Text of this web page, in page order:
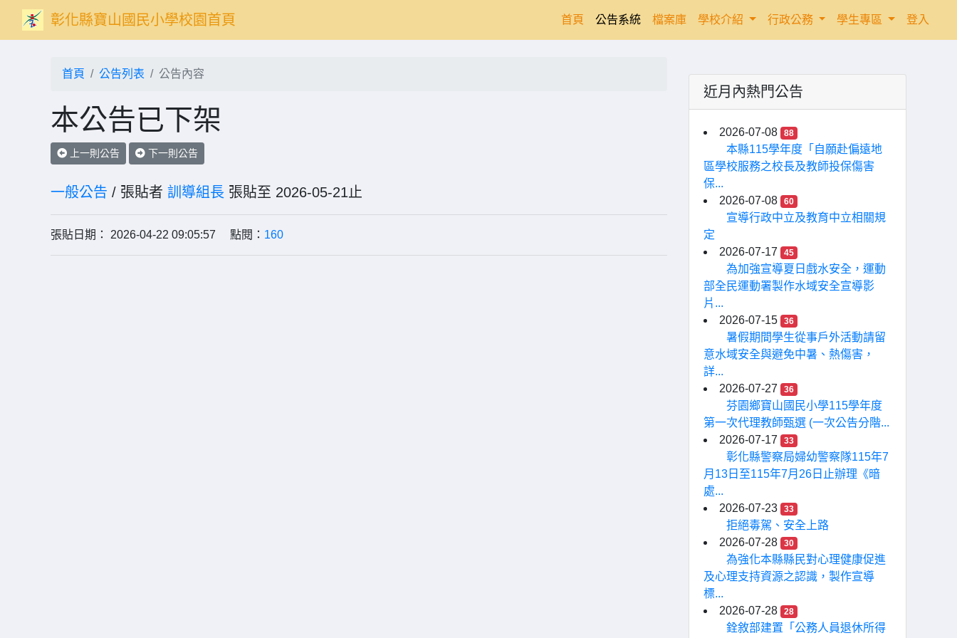
彰化縣寶山國民小學校園首頁 首頁(current)
公告系統 檔案庫 學校介紹 行政公務 學生專區 登入
首頁 公告列表 公告內容
本公告已下架
上一則公告 下一則公告
一般公告 / 張貼者 訓導組長 張貼至 2026-05-21止
張貼日期： 2026-04-22 09:05:57 點閱： 160
近月內熱門公告
2026-07-08 88
本縣115學年度「自願赴偏遠地
區學校服務之校長及教師投保傷害
保...
2026-07-08
60
宣導行政中立及教育中立相關規
定
2026-07-17
45
為加強宣導夏日戲水安全，運動
部全民運動署製作水域安全宣導影
片...
2026-07-15
36
暑假期間學生從事戶外活動請留
意水域安全與避免中暑、熱傷害，
詳...
2026-07-27
36
芬園鄉寶山國民小學115學年度
第一次代理教師甄選 (一次公告分階...
2026-07-17
33
彰化縣警察局婦幼警察隊115年7
月13日至115年7月26日止辦理《暗
處...
2026-07-23
33
拒絕毒駕、安全上路
2026-07-28
30
為強化本縣縣民對心理健康促進
及心理支持資源之認識，製作宣導
標...
2026-07-28
28
銓敘部建置「公務人員退休所得